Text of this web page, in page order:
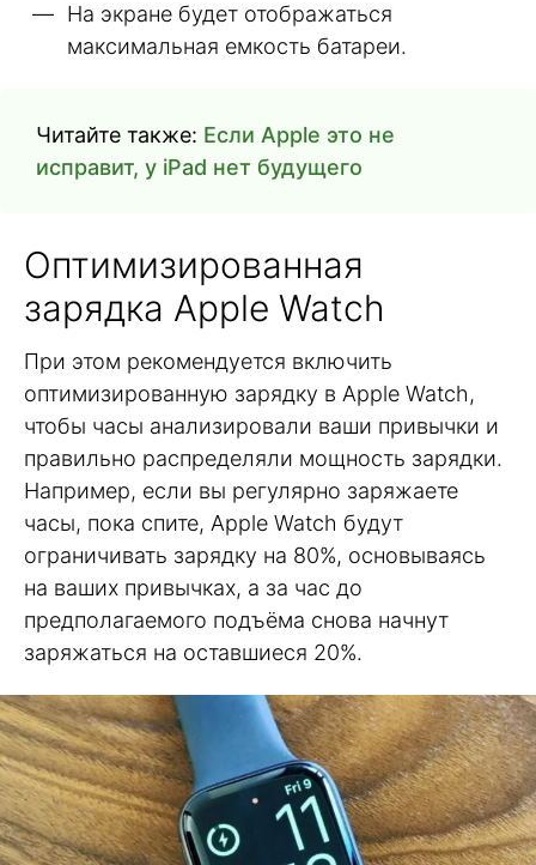
На экране будет отображаться
максимальная емкость батареи.
Читайте также: Если Apple это не
исправит, у iPad нет будущего
Оптимизированная
зарядка Apple Watch
При этом рекомендуется включить
оптимизированную зарядку в Apple Watch,
чтобы часы анализировали ваши привычки и
правильно распределяли мощность зарядки.
Например, если вы регулярно заряжаете
часы, пока спите, Apple Watch будут
ограничивать зарядку на 80%, основываясь
на ваших привычках, а за час до
предполагаемого подъёма снова начнут
заряжаться на оставшиеся 20%.